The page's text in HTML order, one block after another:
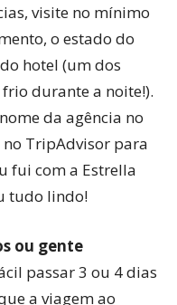
visite no mínimo
o estado do
hotel (um dos
durante a noite!).
da agência no
no TripAdvisor para
fui com a Estrella
tudo lindo!
ou gente
passar 3 ou 4 dias
a viagem ao